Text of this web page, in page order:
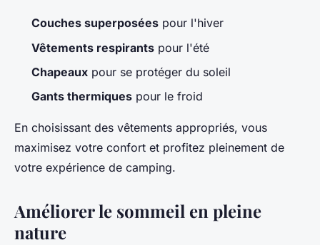
Couches superposées pour l'hiver
Vêtements respirants pour l'été
Chapeaux pour se protéger du soleil
Gants thermiques pour le froid
En choisissant des vêtements appropriés, vous
maximisez votre confort et profitez pleinement de
votre expérience de camping.
Améliorer le sommeil en pleine
nature